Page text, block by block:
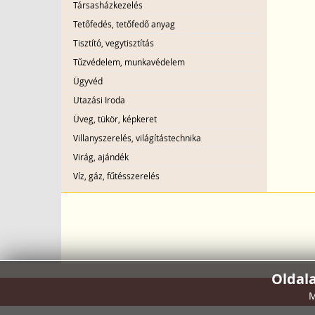
Társasházkezelés
Tetőfedés, tetőfedő anyag
Tisztító, vegytisztítás
Tűzvédelem, munkavédelem
Ügyvéd
Utazási Iroda
Üveg, tükör, képkeret
Villanyszerelés, világítástechnika
Virág, ajándék
Víz, gáz, fűtésszerelés